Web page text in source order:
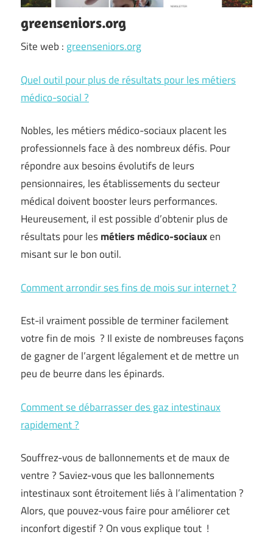
greenseniors.org
Site web :greenseniors.org
Quel outil pour plus de résultats pour les métiers
médico-social ?
Nobles, les métiers médico-sociaux placent les
professionnels face à des nombreux défis. Pour
répondre aux besoins évolutifs de leurs
pensionnaires, les établissements du secteur
médical doivent booster leurs performances.
Heureusement, il est possible d’obtenir plus de
résultats pour lesmétiers médico-sociauxen
misant sur le bon outil.
Comment arrondir ses fins de mois sur internet ?
Est-il vraiment possible de terminer facilement
votre fin de mois ? Il existe de nombreuses façons
de gagner de l’argent légalement et de mettre un
peu de beurre dans les épinards.
Comment se débarrasser des gaz intestinaux
rapidement ?
Souffrez-vous de ballonnements et de maux de
ventre ? Saviez-vous que les ballonnements
intestinaux sont étroitement liés à l’alimentation ?
Alors, que pouvez-vous faire pour améliorer cet
inconfort digestif ? On vous explique tout !